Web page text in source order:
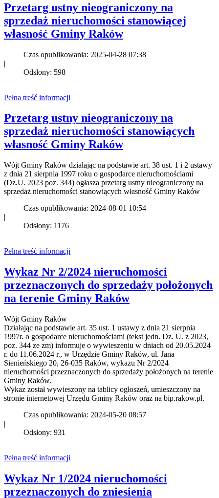
Przetarg ustny nieograniczony na
sprzedaż nieruchomości stanowiącej
własność Gminy Raków
Czas opublikowania: 2025-04-28 07:38
|
Odsłony: 598
Pełna treść informacji
Przetarg ustny nieograniczony na
sprzedaż nieruchomości stanowiących
własność Gminy Raków
Wójt Gminy Raków działając na podstawie art. 38 ust. 1 i 2 ustawy
z dnia 21 sierpnia 1997 roku o gospodarce nieruchomościami
(Dz.U. 2023 poz. 344) ogłasza przetarg ustny nieograniczony na
sprzedaż nieruchomości stanowiących własność Gminy Raków
Czas opublikowania: 2024-08-01 10:54
|
Odsłony: 1176
Pełna treść informacji
Wykaz Nr 2/2024 nieruchomości
przeznaczonych do sprzedaży położonych
na terenie Gminy Raków
Wójt Gminy Raków
Działając na podstawie art. 35 ust. 1 ustawy z dnia 21 sierpnia
1997r. o gospodarce nieruchomościami (tekst jedn. Dz. U. z 2023,
poz. 344 ze zm) informuje o wywieszeniu w dniach od 20.05.2024
r. do 11.06.2024 r., w Urzędzie Gminy Raków, ul. Jana
Sienieńskiego 20, 26-035 Raków, wykazu Nr 2/2024
nieruchomości przeznaczonych do sprzedaży położonych na terenie
Gminy Raków.
Wykaz został wywieszony na tablicy ogłoszeń, umieszczony na
stronie internetowej Urzędu Gminy Raków oraz na bip.rakow.pl.
Czas opublikowania: 2024-05-20 08:57
|
Odsłony: 931
Pełna treść informacji
Wykaz Nr 1/2024 nieruchomości
przeznaczonych do zniesienia